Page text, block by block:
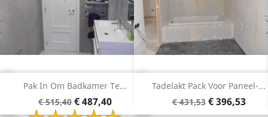
Tadelakt Pack Voor Paneel-...
Basisprijs
€ 431,53 Prijs
€ 396,53
Tadelakt Pack Om
Basisprijs
€ 340,78 Prijs
€ 315,78